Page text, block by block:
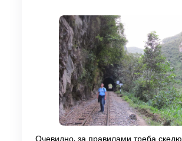
Очевидно, за правилами треба скелю